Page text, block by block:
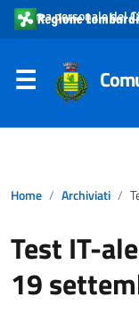
Area personale del
Home Archiviati
Test IT-
19